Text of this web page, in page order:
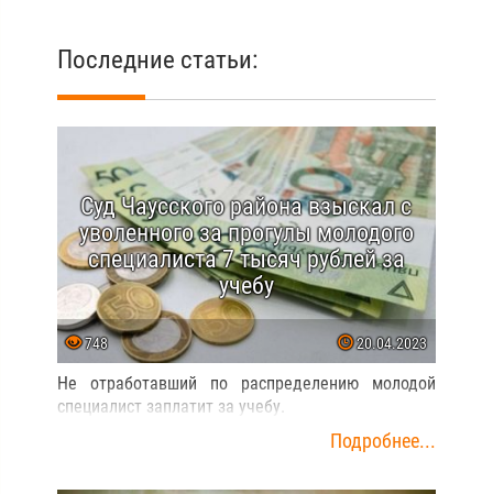
Последние статьи:
Суд Чаусского района взыскал с
уволенного за прогулы молодого
специалиста 7 тысяч рублей за
учебу
748 20.04.2023
Не отработавший по распределению молодой
специалист заплатит за учебу.
Подробнее...